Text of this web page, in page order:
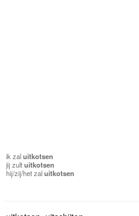
ik zaluitkotsen
jijzultuitkotsen
hij/zij/hetzaluitkotsen